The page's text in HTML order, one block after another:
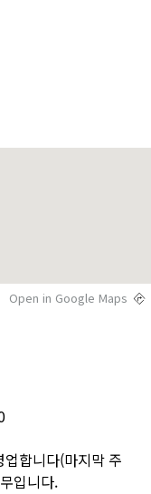
Open in Google Maps
합니다(마지막 주
입니다.